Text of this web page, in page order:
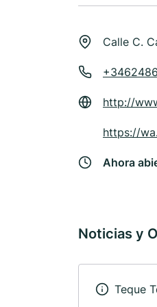
Calle C.
http://
https://
Ahora
Noticias y
Teque